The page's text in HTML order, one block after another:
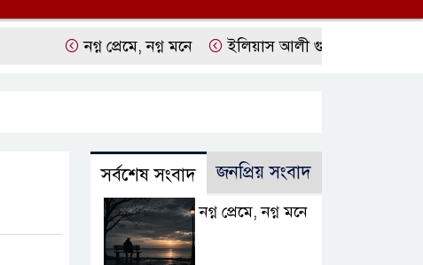
নগ্ন প্রেমে, নগ্ন মনে ইলিয়াস আলী গুমের ঘটনা পৃথক মামলা
সর্বশেষ সংবাদ জনপ্রিয় সংবাদ
নগ্ন প্রেমে, নগ্ন মনে